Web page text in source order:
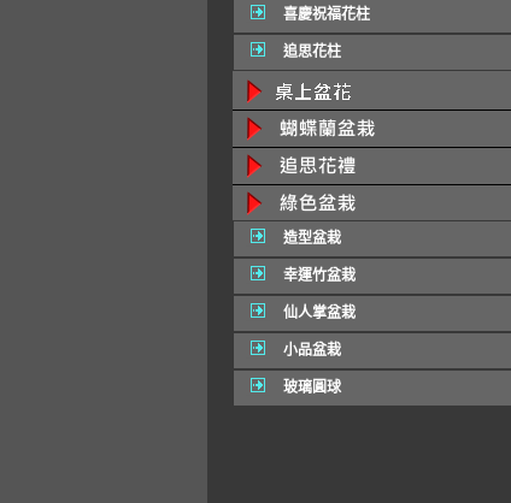
喜慶祝福花柱
追思花柱
造型盆栽
幸運竹盆栽
仙人掌盆栽
小品盆栽
玻璃圓球